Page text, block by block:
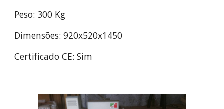
Peso: 300 Kg
Dimensões: 920x520x1450
Certificado CE: Sim